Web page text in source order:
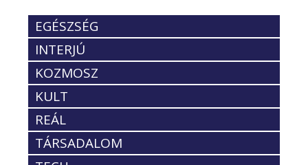
EGÉSZSÉG
INTERJÚ
KOZMOSZ
KULT
REÁL
TÁRSADALOM